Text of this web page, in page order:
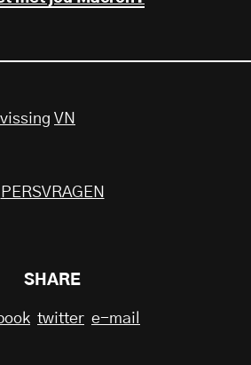
VN
PERSVRAGEN
SHARE
twitter e-mail